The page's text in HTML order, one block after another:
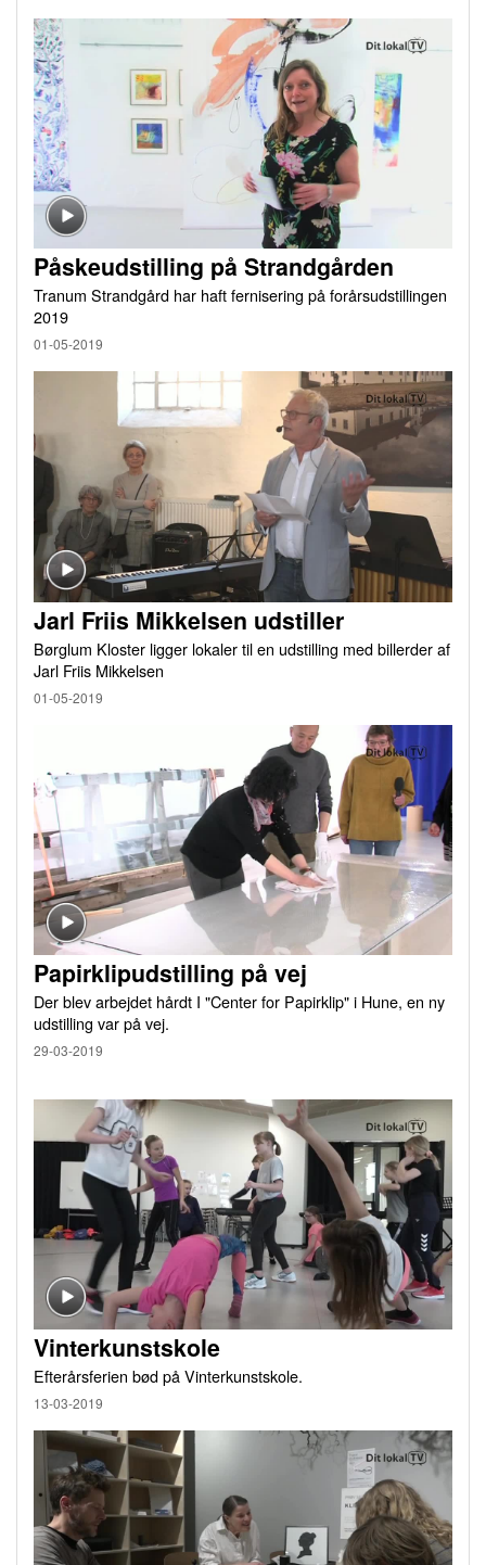
Påskeudstilling på Strandgården
Tranum Strandgård har haft fernisering på forårsudstillingen
2019
01-05-2019
Jarl Friis Mikkelsen udstiller
Børglum Kloster ligger lokaler til en udstilling med billerder af
Jarl Friis Mikkelsen
01-05-2019
Papirklipudstilling på vej
Der blev arbejdet hårdt I "Center for Papirklip" i Hune, en ny
udstilling var på vej.
29-03-2019
Vinterkunstskole
Efterårsferien bød på Vinterkunstskole.
13-03-2019